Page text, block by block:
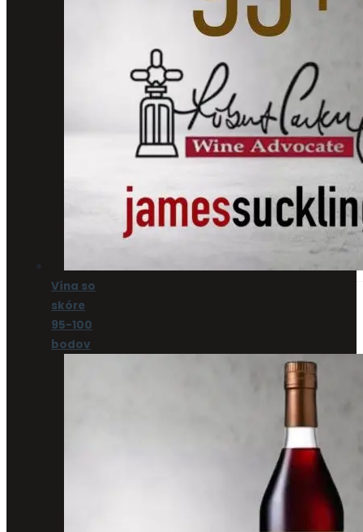
Vína so
skóre
95-100
bodov